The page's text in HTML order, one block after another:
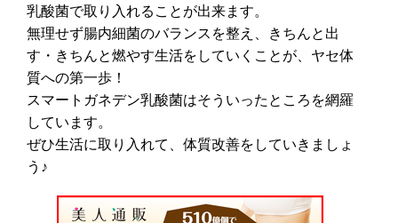
乳酸菌で取り入れることが出来ます。
無理せず腸内細菌のバランスを整え、きちんと出
す・きちんと燃やす生活をしていくことが、ヤセ体
質への第一歩！
スマートガネデン乳酸菌はそういったところを網羅
しています。
ぜひ生活に取り入れて、体質改善をしていきましょ
う♪